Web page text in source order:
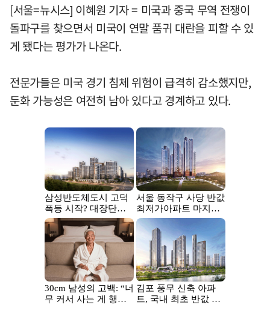
[서울=뉴시스] 이혜원 기자 = 미국과 중국 무역 전쟁이
돌파구를 찾으면서 미국이 연말 품귀 대란을 피할 수 있
게 됐다는 평가가 나온다.
전문가들은 미국 경기 침체 위험이 급격히 감소했지만,
둔화 가능성은 여전히 남아 있다고 경계하고 있다.